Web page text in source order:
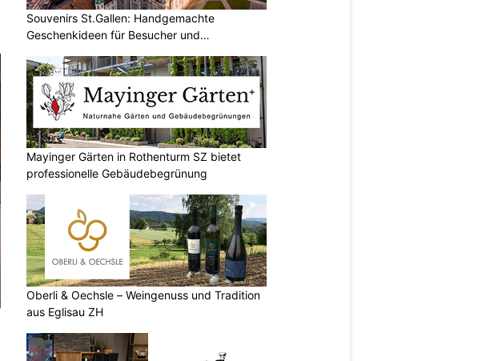
Souvenirs St.Gallen: Handgemachte
Geschenkideen für Besucher und
Mayinger Gärten in Rothenturm SZ bietet
professionelle Gebäudebegrünung
Oberli & Oechsle – Weingenuss und Tradition
aus Eglisau ZH